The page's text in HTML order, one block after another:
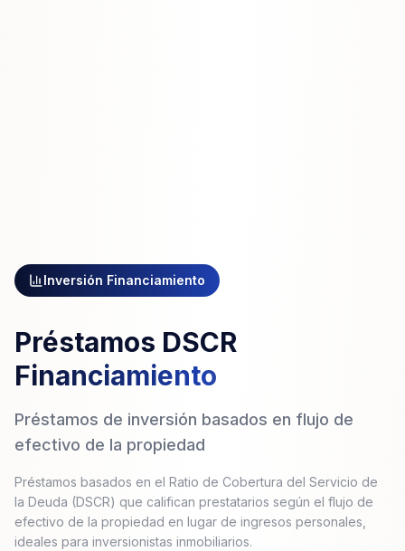
Inversión Financiamiento
Préstamos DSCR
Financiamiento
Préstamos de inversión basados en flujo de
efectivo de la propiedad
Préstamos basados en el Ratio de Cobertura del Servicio de
la Deuda (DSCR) que califican prestatarios según el flujo de
efectivo de la propiedad en lugar de ingresos personales,
ideales para inversionistas inmobiliarios.